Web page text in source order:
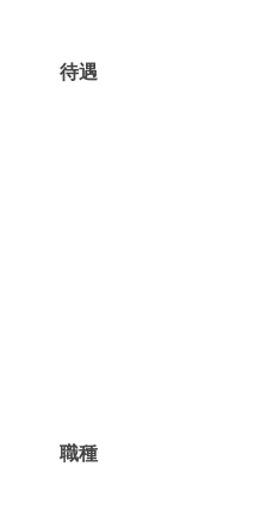
待遇
職種